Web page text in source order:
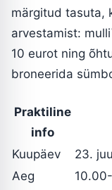
märgitud tasuta,
arvestamist:
10 eurot ning
broneerida
Praktiline
info
Kuupäev
23.
Aeg